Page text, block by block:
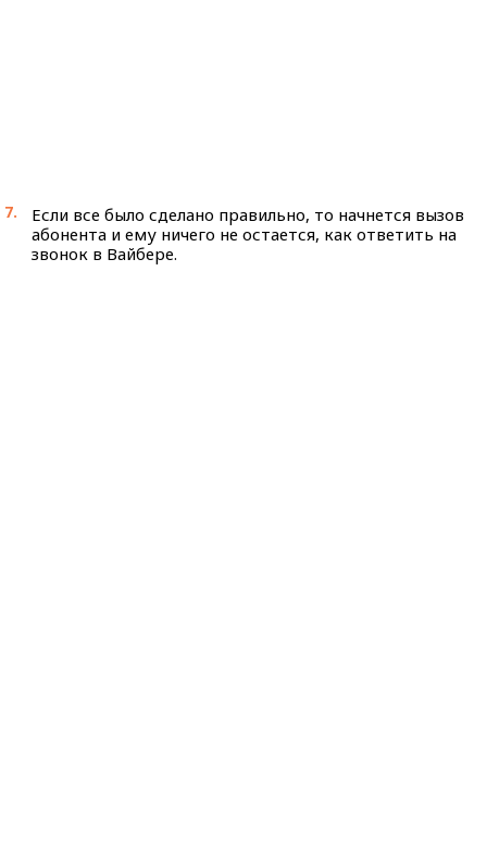
Если все было сделано правильно, то начнется вызов
абонента и ему ничего не остается, как ответить на
звонок в Вайбере.